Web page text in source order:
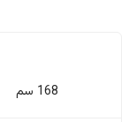
168 سم